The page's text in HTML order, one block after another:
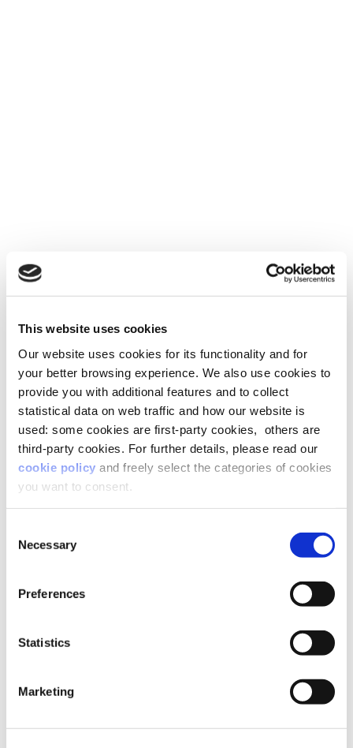
This website uses cookies
Our website uses cookies for its functionality and for
your better browsing experience. We also use cookies to
provide you with additional features and to collect
statistical data on web traffic and how our website is
used: some cookies are first-party cookies, others are
third-party cookies. For further details, please read our
cookie policy and freely select the categories of cookies
you want to consent.
Selection
Necessary
Preferences
Statistics
Marketing